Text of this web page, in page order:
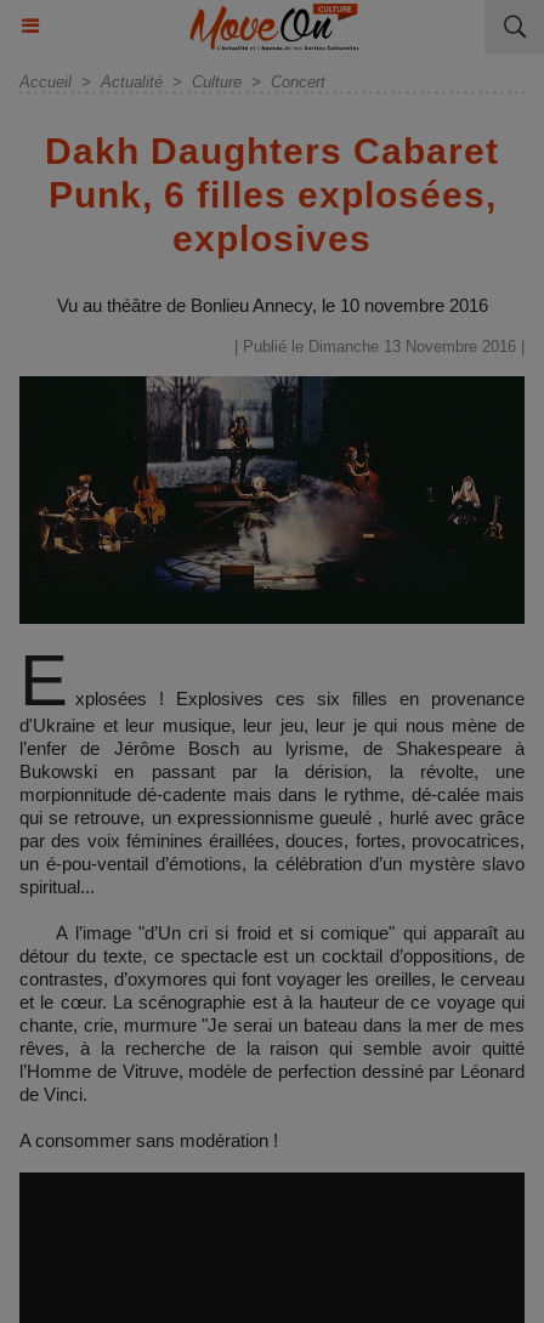
Accueil > Actualité > Culture > Concert
Dakh Daughters Cabaret
Punk, 6 filles explosées,
explosives
Vu au théâtre de Bonlieu Annecy, le 10 novembre 2016
| Publié le Dimanche 13 Novembre 2016 |
E xplosées ! Explosives ces six filles en provenance
d'Ukraine et leur musique, leur jeu, leur je qui nous mène de
l’enfer de Jérôme Bosch au lyrisme, de Shakespeare à
Bukowski en passant par la dérision, la révolte, une
morpionnitude dé-cadente mais dans le rythme, dé-calée mais
qui se retrouve, un expressionnisme gueulé , hurlé avec grâce
par des voix féminines éraillées, douces, fortes, provocatrices,
un é-pou-ventail d’émotions, la célébration d’un mystère slavo
spiritual...
A l’image "d’Un cri si froid et si comique" qui apparaît au
détour du texte, ce spectacle est un cocktail d’oppositions, de
contrastes, d’oxymores qui font voyager les oreilles, le cerveau
et le cœur. La scénographie est à la hauteur de ce voyage qui
chante, crie, murmure "Je serai un bateau dans la mer de mes
rêves, à la recherche de la raison qui semble avoir quitté
l’Homme de Vitruve, modèle de perfection dessiné par Léonard
de Vinci.
A consommer sans modération !